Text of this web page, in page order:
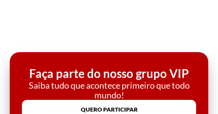
Faça parte do nosso grupo VIP
Saiba tudo que acontece primeiro que todo
mundo!
QUERO PARTICIPAR